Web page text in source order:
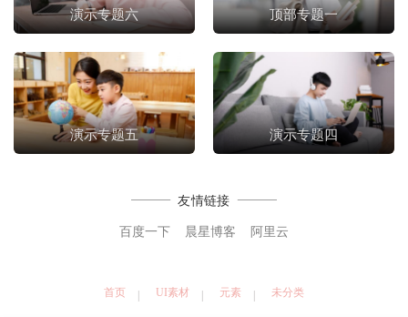
演示专题六 顶部专题一
演示专题五 演示专题四
友情链接
百度一下 晨星博客 阿里云
首页 UI素材 元素 未分类